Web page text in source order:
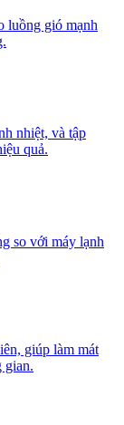
luồng gió mạnh
nhiệt, và tập
quả.
so với máy lạnh
giúp làm mát
gian.